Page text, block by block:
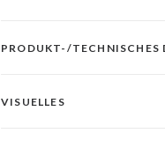
PRODUKT-/TECHNISCHES
VISUELLES